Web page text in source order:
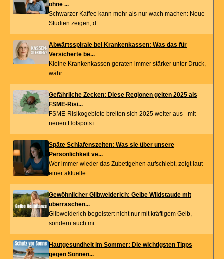
ohne ...
Schwarzer Kaffee kann mehr als nur wach machen: Neue
Studien zeigen, d...
Abwärtsspirale bei Krankenkassen: Was das für
Versicherte be...
Kleine Krankenkassen geraten immer stärker unter Druck,
währ...
Gefährliche Zecken: Diese Regionen gelten 2025 als
FSME-Risi...
FSME-Risikogebiete breiten sich 2025 weiter aus - mit
neuen Hotspots i...
Späte Schlafenszeiten: Was sie über unsere
Persönlichkeit ve...
Wer immer wieder das Zubettgehen aufschiebt, zeigt laut
einer aktuelle...
Gewöhnlicher Gilbweiderich: Gelbe Wildstaude mit
überraschen...
Gilbweiderich begeistert nicht nur mit kräftigem Gelb,
sondern auch mi...
Hautgesundheit im Sommer: Die wichtigsten Tipps
gegen Sonnen...